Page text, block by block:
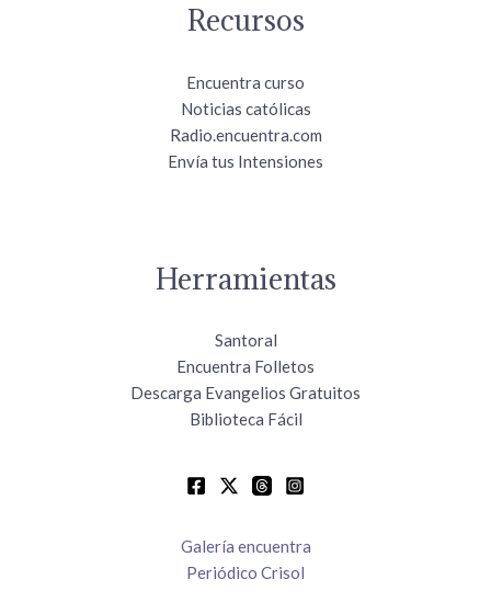
Recursos
Encuentra curso
Noticias católicas
Radio.encuentra.com
Envía tus Intensiones
Herramientas
Santoral
Encuentra Folletos
Descarga Evangelios Gratuitos
Biblioteca Fácil
Galería encuentra
Periódico Crisol